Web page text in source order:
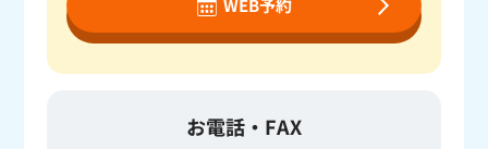
お電話・FAX